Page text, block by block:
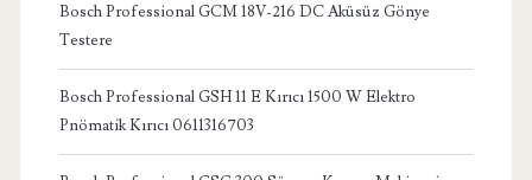
Bosch Professional GCM 18V-216 DC Aküsüz Gönye
Testere
Bosch Professional GSH 11 E Kırıcı 1500 W Elektro
Pnömatik Kırıcı 0611316703